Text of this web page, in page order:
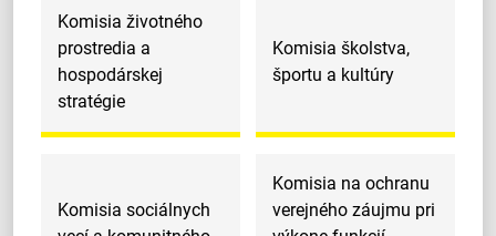
Komisia životného
prostredia a
hospodárskej
stratégie
Komisia školstva,
športu a kultúry
Komisia sociálnych
Komisia na ochranu
verejného záujmu pri